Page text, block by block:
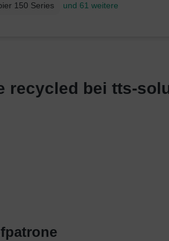
150 Series und 61 weitere
recycled bei tts-